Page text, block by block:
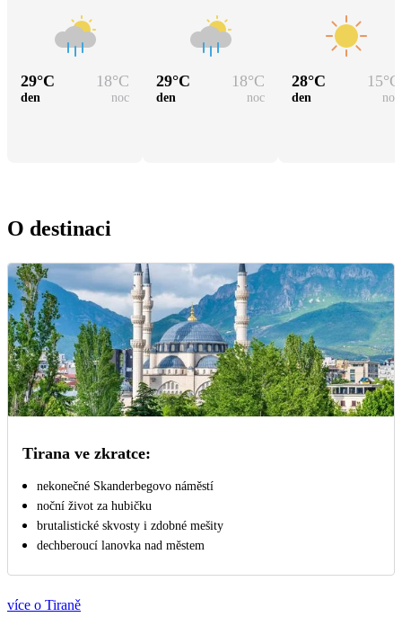
29°C 18°C
den noc
29°C 18°C
den noc
28°C 15°C
den noc
O destinaci
Tirana ve zkratce:
nekonečné Skanderbegovo náměstí
noční život za hubičku
brutalistické skvosty i zdobné mešity
dechberoucí lanovka nad městem
více o Tiraně